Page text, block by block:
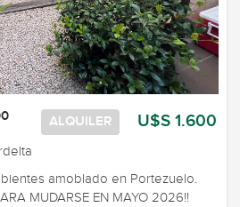
U$S 1.600
ALQUILER
amoblado en Portezuelo.
MUDARSE EN MAYO 2026!!